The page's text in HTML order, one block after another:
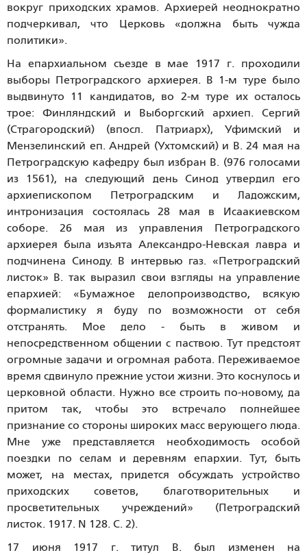
вокруг приходских храмов. Архиерей неоднократно
подчеркивал, что Церковь «должна быть чужда
политики».
На епархиальном съезде в мае 1917 г. проходили
выборы Петроградского архиерея. В 1-м туре было
выдвинуто 11 кандидатов, во 2-м туре их осталось
трое: Финляндский и Выборгский архиеп. Сергий
(Страгородский) (впосл. Патриарх), Уфимский и
Мензелинский еп. Андрей (Ухтомский) и В. 24 мая на
Петроградскую кафедру был избран В. (976 голосами
из 1561), на следующий день Синод утвердил его
архиепископом Петроградским и Ладожским,
интронизация состоялась 28 мая в Исаакиевском
соборе. 26 мая из управления Петроградского
архиерея была изъята Александро-Невская лавра и
подчинена Синоду. В интервью газ. «Петроградский
листок» В. так выразил свои взгляды на управление
епархией: «Бумажное делопроизводство, всякую
формалистику я буду по возможности от себя
отстранять. Мое дело - быть в живом и
непосредственном общении с паствою. Тут предстоят
огромные задачи и огромная работа. Переживаемое
время сдвинуло прежние устои жизни. Это коснулось и
церковной области. Нужно все строить по-новому, да
притом так, чтобы это встречало полнейшее
признание со стороны широких масс верующего люда.
Мне уже представляется необходимость особой
поездки по селам и деревням епархии. Тут, быть
может, на местах, придется обсуждать устройство
приходских советов, благотворительных и
просветительных учреждений» (Петроградский
листок. 1917. N 128. С. 2).
17 июня 1917 г. титул В. был изменен на